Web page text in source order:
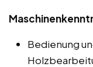
Bedienung